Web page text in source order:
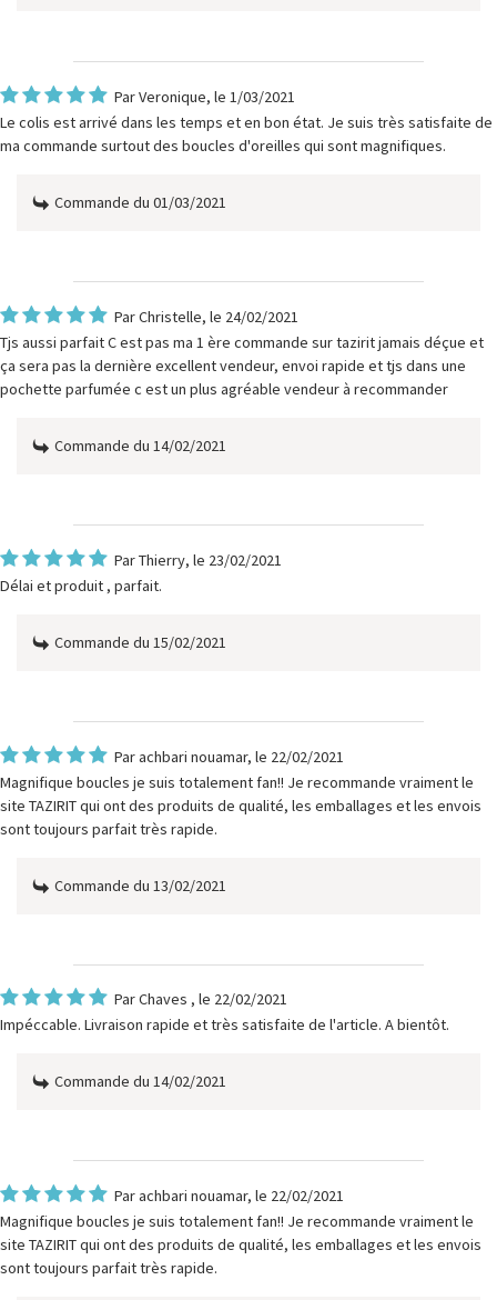
ParVeronique, le 1/03/2021
Le colis est arrivé dans les temps et en bon état. Je suis très satisfaite de
ma commande surtout des boucles d'oreilles qui sont magnifiques.
Commande du 01/03/2021
ParChristelle, le 24/02/2021
Tjs aussi parfait C est pas ma 1 ère commande sur tazirit jamais déçue et
ça sera pas la dernière excellent vendeur, envoi rapide et tjs dans une
pochette parfumée c est un plus agréable vendeur à recommander
Commande du 14/02/2021
ParThierry, le 23/02/2021
Délai et produit , parfait.
Commande du 15/02/2021
Parachbari nouamar, le 22/02/2021
Magnifique boucles je suis totalement fan!! Je recommande vraiment le
site TAZIRIT qui ont des produits de qualité, les emballages et les envois
sont toujours parfait très rapide.
Commande du 13/02/2021
ParChaves , le 22/02/2021
Impéccable. Livraison rapide et très satisfaite de l'article. A bientôt.
Commande du 14/02/2021
Parachbari nouamar, le 22/02/2021
Magnifique boucles je suis totalement fan!! Je recommande vraiment le
site TAZIRIT qui ont des produits de qualité, les emballages et les envois
sont toujours parfait très rapide.